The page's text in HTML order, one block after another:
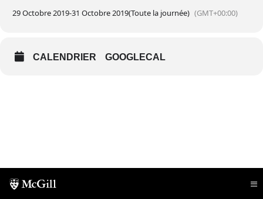
29 Octobre 2019-31 Octobre 2019(Toute la journée) (GMT+00:00)
CALENDRIER GOOGLECAL